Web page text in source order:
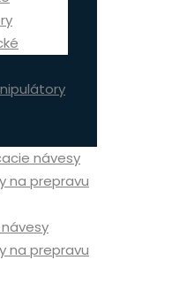
návesy
na prepravu
návesy
na prepravu